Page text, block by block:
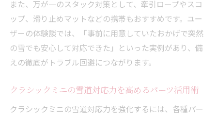
また、万が一のスタック対策として、牽引ロープやスコ
ップ、滑り止めマットなどの携帯もおすすめです。ユー
ザーの体験談では、「事前に用意していたおかげで突然
の雪でも安心して対応できた」といった実例があり、備
えの徹底がトラブル回避につながります。
クラシックミニの雪道対応力を高めるパーツ活用術
クラシックミニの雪道対応力を強化するには、各種パー